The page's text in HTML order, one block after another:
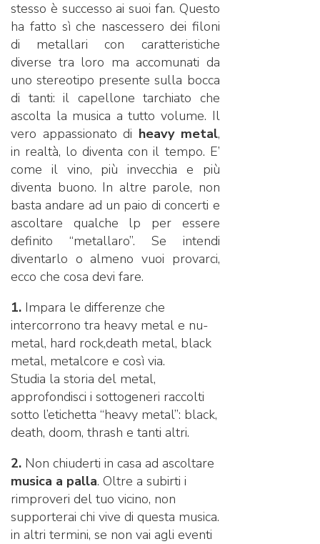
stesso è successo ai suoi fan. Questo
ha fatto sì che nascessero dei filoni
di metallari con caratteristiche
diverse tra loro ma accomunati da
uno stereotipo presente sulla bocca
di tanti: il capellone tarchiato che
ascolta la musica a tutto volume. Il
vero appassionato di heavy metal,
in realtà, lo diventa con il tempo. E’
come il vino, più invecchia e più
diventa buono. In altre parole, non
basta andare ad un paio di concerti e
ascoltare qualche lp per essere
definito “metallaro”. Se intendi
diventarlo o almeno vuoi provarci,
ecco che cosa devi fare.
1. Impara le differenze che
intercorrono tra heavy metal e nu-
metal, hard rock,death metal, black
metal, metalcore e così via.
Studia la storia del metal,
approfondisci i sottogeneri raccolti
sotto l’etichetta “heavy metal”: black,
death, doom, thrash e tanti altri.
2. Non chiuderti in casa ad ascoltare
musica a palla. Oltre a subirti i
rimproveri del tuo vicino, non
supporterai chi vive di questa musica.
in altri termini, se non vai agli eventi